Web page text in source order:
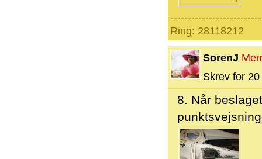
Ring: 28118212
SorenJ
Skrev for
8. Når